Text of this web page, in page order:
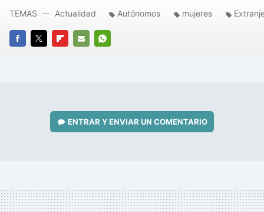
FACEBOOK
TWITTERFLIPBOARD
E-
WHATSAPP
TEMAS Actualidad Autónomos mujeres
ENTRAR Y ENVIAR UN COMENTARIO